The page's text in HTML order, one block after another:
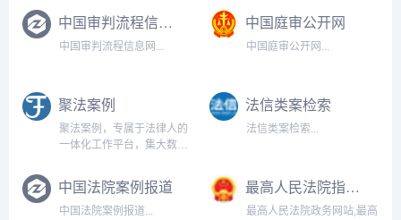
中国审判流程信息网
中国审判流程信息网...
中国庭审公开网
中国庭审公开网...
聚法案例
聚法案例，专属于法律人的
一体化工作平台，集大数
为一体，贯穿律师办案全流
程，助力律所数字化转
型。...
法信类案检索
法信类案检索...
中国法院案例报道
中国法院案例报道...
最高人民法院指导案例
最高人民法院政务网站,最高